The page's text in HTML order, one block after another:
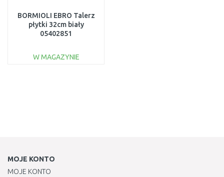
BORMIOLI EBRO Talerz
płytki 32cm biały
05402851
W MAGAZYNIE
MOJE KONTO
MOJE KONTO